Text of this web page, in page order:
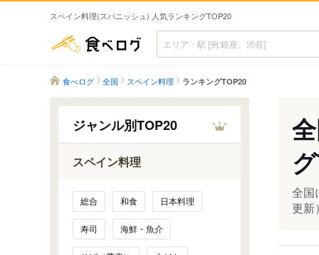
スペイン料理(スパニッシュ) 人気ランキングTOP20
食べログ
食べログ 全国 スペイン料理 ランキングTOP20
ジャンル別TOP20
スペイン料理
総合 和食 日本料理
寿司 海鮮・魚介
全国
更新